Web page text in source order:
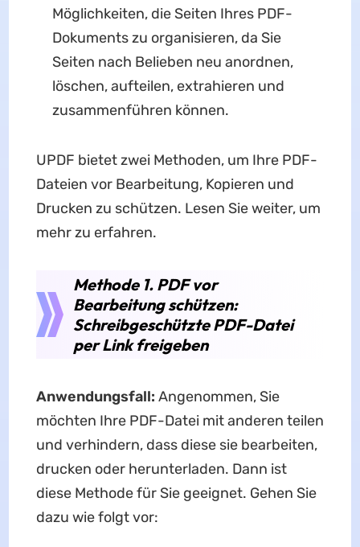
Möglichkeiten, die Seiten Ihres PDF-
Dokuments zu organisieren, da Sie
Seiten nach Belieben neu anordnen,
löschen, aufteilen, extrahieren und
zusammenführen können.
UPDF bietet zwei Methoden, um Ihre PDF-
Dateien vor Bearbeitung, Kopieren und
Drucken zu schützen. Lesen Sie weiter, um
mehr zu erfahren.
Methode 1. PDF vor
Bearbeitung schützen:
Schreibgeschützte PDF-Datei
per Link freigeben
Anwendungsfall: Angenommen, Sie
möchten Ihre PDF-Datei mit anderen teilen
und verhindern, dass diese sie bearbeiten,
drucken oder herunterladen. Dann ist
diese Methode für Sie geeignet. Gehen Sie
dazu wie folgt vor: